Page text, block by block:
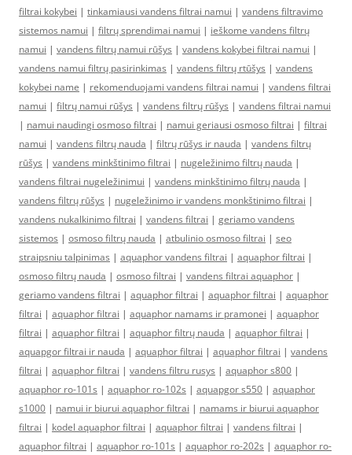
filtrai kokybei | tinkamiausi vandens filtrai namui | vandens filtravimo
sistemos namui | filtrų sprendimai namui | ieškome vandens filtrų
namui | vandens filtrų namui rūšys | vandens kokybei filtrai namui |
vandens namui filtrų pasirinkimas | vandens filtrų rtūšys | vandens
kokybei name | rekomenduojami vandens filtrai namui | vandens filtrai
namui | filtrų namui rūšys | vandens filtrų rūšys | vandens filtrai namui
| namui naudingi osmoso filtrai | namui geriausi osmoso filtrai | filtrai
namui | vandens filtrų nauda | filtrų rūšys ir nauda | vandens filtrų
rūšys | vandens minkštinimo filtrai | nugeležinimo filtrų nauda |
vandens filtrai nugeležinimui | vandens minkštinimo filtrų nauda |
vandens filtrų rūšys | nugeležinimo ir vandens monkštinimo filtrai |
vandens nukalkinimo filtrai | vandens filtrai | geriamo vandens
sistemos | osmoso filtrų nauda | atbulinio osmoso filtrai | seo
straipsniu talpinimas | aquaphor vandens filtrai | aquaphor filtrai |
osmoso filtrų nauda | osmoso filtrai | vandens filtrai aquaphor |
geriamo vandens filtrai | aquaphor filtrai | aquaphor filtrai | aquaphor
filtrai | aquaphor filtrai | aquaphor namams ir pramonei | aquaphor
filtrai | aquaphor filtrai | aquaphor filtrų nauda | aquaphor filtrai |
aquapgor filtrai ir nauda | aquaphor filtrai | aquaphor filtrai | vandens
filtrai | aquaphor filtrai | vandens filtru rusys | aquaphor s800 |
aquaphor ro-101s | aquaphor ro-102s | aquapgor s550 | aquaphor
s1000 | namui ir biurui aquaphor filtrai | namams ir biurui aquaphor
filtrai | kodel aquaphor filtrai | aquaphor filtrai | vandens filtrai |
aquaphor filtrai | aquaphor ro-101s | aquaphor ro-202s | aquaphor ro-